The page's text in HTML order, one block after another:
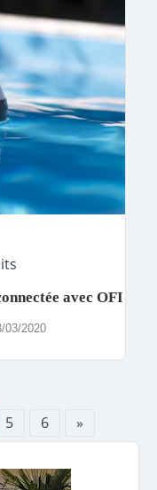
avec OFI
03/2020
5 6 »